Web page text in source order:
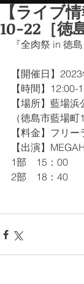
【ライブ
10-22［徳
『全肉祭 in 徳島
【開催日】
【時間】12:00-
【場所】藍場浜
（徳島市藍場町
【料金】フリ
【出演】
1部　15：00
2部　18：40